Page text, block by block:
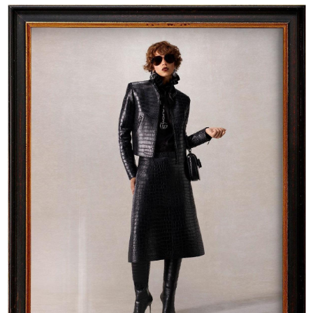
17:32 / 09-08-2026
კიდევ ერთ დაკარგულს ოჯახი 10 წელია ეძებს - რას
ამბობს 26 წლის ახალაგაზრდის დედა?
17:12 / 09-08-2026
უნცია ოქრო დღიურად 101
დოლარით გაძვირდა - რა ღირს
გრამი საქართველოში?
20:07 / 09-08-2026
"ნაქირავებში ვარ ამჟამად ამ
კომპანიის გამო და ძალიან
მიჭირს ქირის გადახდა, რა
შეიძლება გაკეთდეს?" - რას
ურჩევს იურისტი "სფერო